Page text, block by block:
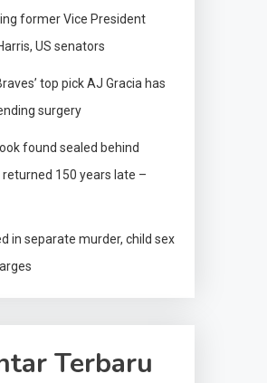
former Vice President
US senators
top pick AJ Gracia has
surgery
found sealed behind
150 years late –
in separate murder, child sex
Terbaru